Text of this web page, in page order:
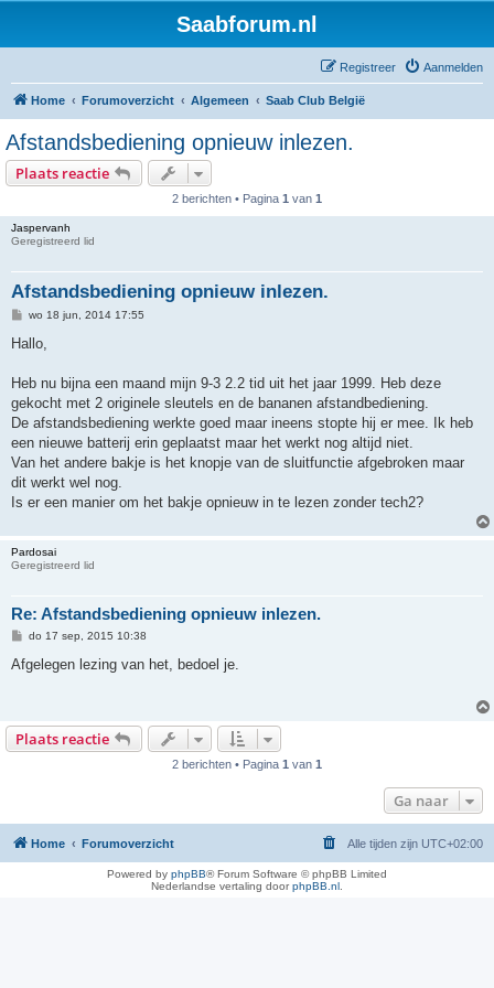
Saabforum.nl
Aanmelden
Registreer
Home Forumoverzicht Algemeen Saab Club België
Afstandsbediening opnieuw inlezen.
Plaats reactie
2 berichten • Pagina 1 van 1
Jaspervanh
Geregistreerd lid
Afstandsbediening opnieuw inlezen.
B
r
h
wo 18 jun, 2014 17:55
Hallo,
Heb nu bijna een maand mijn 9-3 2.2 tid uit het jaar 1999. Heb deze
gekocht met 2 originele sleutels en de bananen afstandbediening.
De afstandsbediening werkte goed maar ineens stopte hij er mee. Ik heb
een nieuwe batterij erin geplaatst maar het werkt nog altijd niet.
Van het andere bakje is het knopje van de sluitfunctie afgebroken maar
dit werkt wel nog.
Is er een manier om het bakje opnieuw in te lezen zonder tech2?
Pardosai
Geregistreerd lid
Re: Afstandsbediening opnieuw inlezen.
B
r
do 17 sep, 2015 10:38
Afgelegen lezing van het, bedoel je.
Plaats reactie
2 berichten • Pagina 1 van 1
Ga naar
Home Forumoverzicht Alle tijden zijn UTC+02:00
Powered by phpBB® Forum Software © phpBB Limited
Nederlandse vertaling doorphpBB.nl